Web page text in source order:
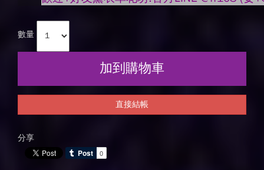
數量
加到購物車
直接結帳
分享